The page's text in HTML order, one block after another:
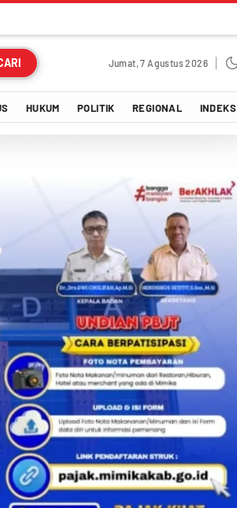
Jumat, 7 Agustus 2026
HUKUM POLITIK REGIONAL INDEKS